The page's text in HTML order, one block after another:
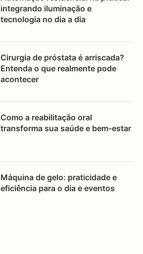
integrando iluminação e
tecnologia no dia a dia
Cirurgia de próstata é arriscada?
Entenda o que realmente pode
acontecer
Como a reabilitação oral
transforma sua saúde e bem-estar
Máquina de gelo: praticidade e
eficiência para o dia e eventos